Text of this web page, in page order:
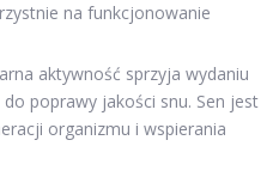
na funkcjonowanie
aktywność sprzyja wydaniu
poprawy jakości snu. Sen jest
organizmu i wspierania